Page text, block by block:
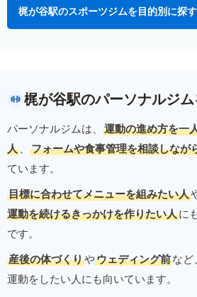
梶が谷駅のスポーツジムを目的別に探す
梶が谷駅のパーソナルジ
パーソナルジムは、
運動の進め方を一
人 、 フォームや食事管理を相談しなが
ています。
目標に合わせてメニューを組みたい人
運動を続けるきっかけを作りたい人に
です。
産後の体づくりやウェディング前など
運動をしたい人にも向いています。